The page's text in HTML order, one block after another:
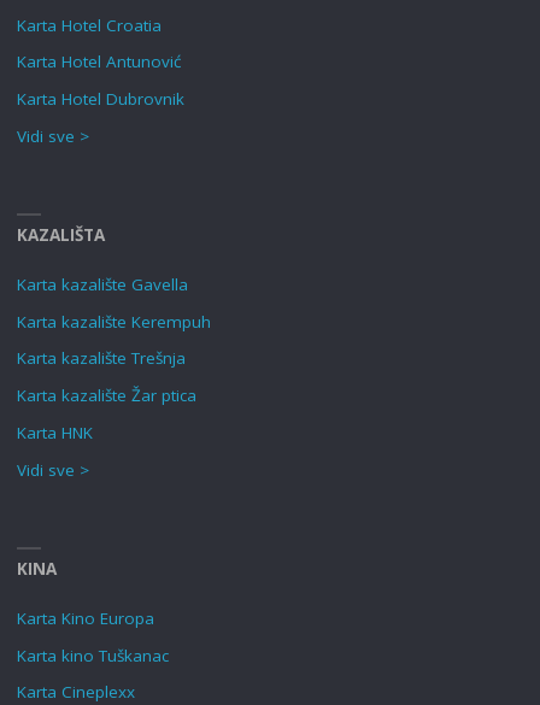
Karta Hotel Croatia
Karta Hotel Antunović
Karta Hotel Dubrovnik
Vidi sve >
KAZALIŠTA
Karta kazalište Gavella
Karta kazalište Kerempuh
Karta kazalište Trešnja
Karta kazalište Žar ptica
Karta HNK
Vidi sve >
KINA
Karta Kino Europa
Karta kino Tuškanac
Karta Cineplexx